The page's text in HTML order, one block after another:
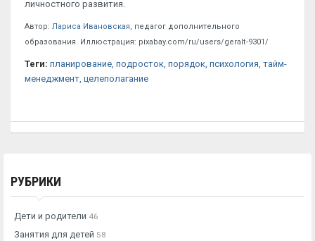
личностного развития.
Автор: Лариса Ивановская, педагог дополнительного
образования. Иллюстрация: pixabay.com/ru/users/geralt-9301/
Теги: планирование, подросток, порядок, психология, тайм-
менеджмент, целеполагание
РУБРИКИ
Дети и родители 46
Занятия для детей 58